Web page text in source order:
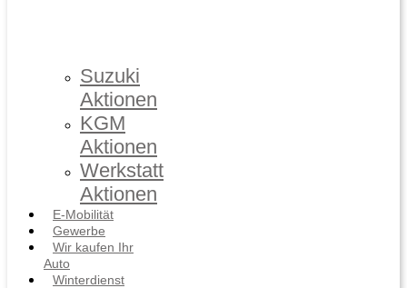
Suzuki
Aktionen
KGM
Aktionen
Werkstatt
Aktionen
E-Mobilität
Gewerbe
Wir kaufen Ihr
Auto
Winterdienst